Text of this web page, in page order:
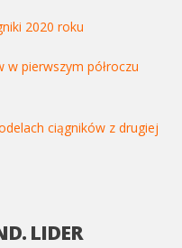
2020 roku
w pierwszym półroczu
ciągników z drugiej
LIDER